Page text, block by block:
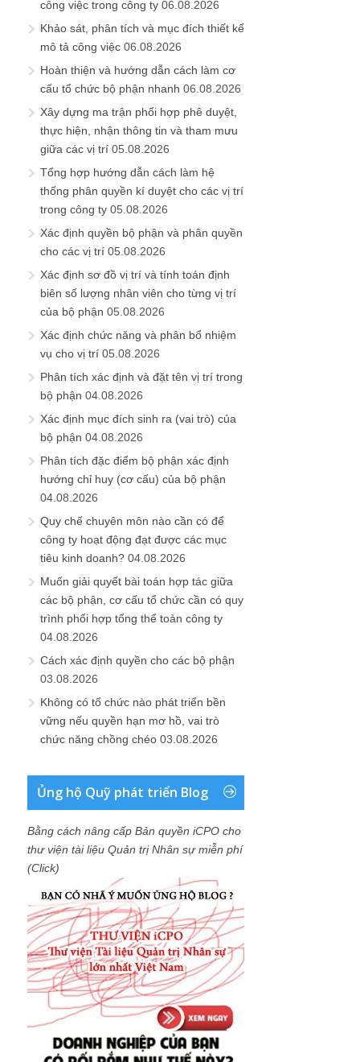
công việc trong công ty 06.08.2026
Khảo sát, phân tích và mục đích thiết kế
mô tả công việc 06.08.2026
Hoàn thiện và hướng dẫn cách làm cơ
cấu tổ chức bộ phận nhanh 06.08.2026
Xây dựng ma trận phối hợp phê duyệt,
thực hiện, nhận thông tin và tham mưu
giữa các vị trí 05.08.2026
Tổng hợp hướng dẫn cách làm hệ
thống phân quyền kí duyệt cho các vị trí
trong công ty 05.08.2026
Xác định quyền bộ phận và phân quyền
cho các vị trí 05.08.2026
Xác định sơ đồ vị trí và tính toán định
biên số lượng nhân viên cho từng vị trí
của bộ phận 05.08.2026
Xác định chức năng và phân bổ nhiệm
vụ cho vị trí 05.08.2026
Phân tích xác định và đặt tên vị trí trong
bộ phận 04.08.2026
Xác định mục đích sinh ra (vai trò) của
bộ phận 04.08.2026
Phân tích đặc điểm bộ phận xác định
hướng chỉ huy (cơ cấu) của bộ phận
04.08.2026
Quy chế chuyên môn nào cần có để
công ty hoạt động đạt được các mục
tiêu kinh doanh? 04.08.2026
Muốn giải quyết bài toán hợp tác giữa
các bộ phận, cơ cấu tổ chức cần có quy
trình phối hợp tổng thể toàn công ty
04.08.2026
Cách xác định quyền cho các bộ phận
03.08.2026
Không có tổ chức nào phát triển bền
vững nếu quyền hạn mơ hồ, vai trò
chức năng chồng chéo 03.08.2026
Ủng hộ Quỹ phát triển Blog
Bằng cách nâng cấp Bản quyền iCPO cho
thư viện tài liệu Quản trị Nhân sự miễn phí
(Click)